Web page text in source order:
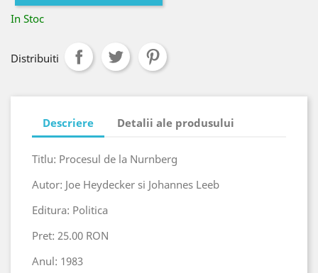
In Stoc
Distribuiti
Descriere Detalii ale produsului
Titlu: Procesul de la Nurnberg
Autor: Joe Heydecker si Johannes Leeb
Editura: Politica
Pret: 25.00 RON
Anul: 1983